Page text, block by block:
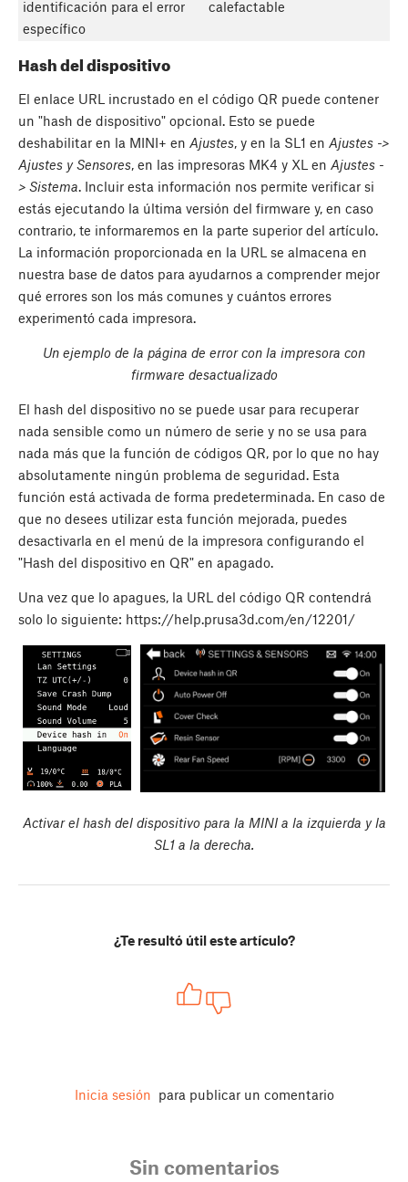
identificación para el error
específico
calefactable
Hash del dispositivo
El enlace URL incrustado en el código QR puede contener
un "hash de dispositivo" opcional. Esto se puede
deshabilitar en la MINI+ en Ajustes, y en la SL1 en Ajustes ->
Ajustes y Sensores, en las impresoras MK4 y XL en Ajustes -
> Sistema. Incluir esta información nos permite verificar si
estás ejecutando la última versión del firmware y, en caso
contrario, te informaremos en la parte superior del artículo.
La información proporcionada en la URL se almacena en
nuestra base de datos para ayudarnos a comprender mejor
qué errores son los más comunes y cuántos errores
experimentó cada impresora.
Un ejemplo de la página de error con la impresora con
firmware desactualizado
El hash del dispositivo no se puede usar para recuperar
nada sensible como un número de serie y no se usa para
nada más que la función de códigos QR, por lo que no hay
absolutamente ningún problema de seguridad. Esta
función está activada de forma predeterminada. En caso de
que no desees utilizar esta función mejorada, puedes
desactivarla en el menú de la impresora configurando el
"Hash del dispositivo en QR" en apagado.
Una vez que lo apagues, la URL del código QR contendrá
solo lo siguiente: https://help.prusa3d.com/en/12201/
Activar el hash del dispositivo para la MINI a la izquierda y la
SL1 a la derecha.
¿Te resultó útil este artículo?
Inicia sesión para publicar un comentario
Sin comentarios